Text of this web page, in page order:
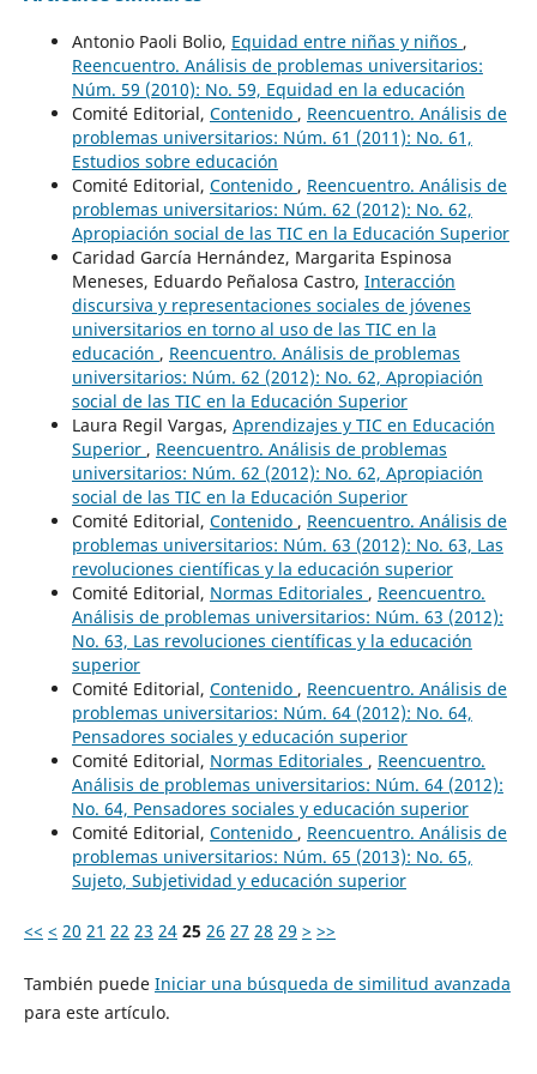
Antonio Paoli Bolio, Equidad entre niñas y niños ,
Reencuentro. Análisis de problemas universitarios:
Núm. 59 (2010): No. 59, Equidad en la educación
Comité Editorial, Contenido , Reencuentro. Análisis de
problemas universitarios: Núm. 61 (2011): No. 61,
Estudios sobre educación
Comité Editorial, Contenido , Reencuentro. Análisis de
problemas universitarios: Núm. 62 (2012): No. 62,
Apropiación social de las TIC en la Educación Superior
Caridad García Hernández, Margarita Espinosa
Meneses, Eduardo Peñalosa Castro, Interacción
discursiva y representaciones sociales de jóvenes
universitarios en torno al uso de las TIC en la
educación , Reencuentro. Análisis de problemas
universitarios: Núm. 62 (2012): No. 62, Apropiación
social de las TIC en la Educación Superior
Laura Regil Vargas, Aprendizajes y TIC en Educación
Superior , Reencuentro. Análisis de problemas
universitarios: Núm. 62 (2012): No. 62, Apropiación
social de las TIC en la Educación Superior
Comité Editorial, Contenido , Reencuentro. Análisis de
problemas universitarios: Núm. 63 (2012): No. 63, Las
revoluciones científicas y la educación superior
Comité Editorial, Normas Editoriales , Reencuentro.
Análisis de problemas universitarios: Núm. 63 (2012):
No. 63, Las revoluciones científicas y la educación
superior
Comité Editorial, Contenido , Reencuentro. Análisis de
problemas universitarios: Núm. 64 (2012): No. 64,
Pensadores sociales y educación superior
Comité Editorial, Normas Editoriales , Reencuentro.
Análisis de problemas universitarios: Núm. 64 (2012):
No. 64, Pensadores sociales y educación superior
Comité Editorial, Contenido , Reencuentro. Análisis de
problemas universitarios: Núm. 65 (2013): No. 65,
Sujeto, Subjetividad y educación superior
<< < 20 21 22 23 24 25 26 27 28 29 > >>
También puede Iniciar una búsqueda de similitud avanzada
para este artículo.